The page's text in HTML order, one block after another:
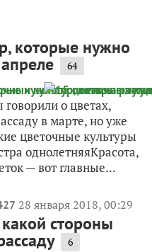
которые нужно
64
о цветах,
в марте, но уже
цветочные культуры
однолетняяКрасота,
— вот главные...
28 января 2018, 00:29
стороны
6